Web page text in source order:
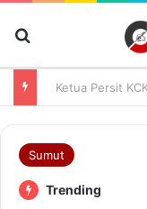
Sumut
Trending